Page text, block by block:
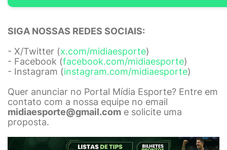
SIGA NOSSAS REDES SOCIAIS:
- X/Twitter (x.com/midiaesporte)
- Facebook (facebook.com/midiaesporte)
- Instagram (instagram.com/midiaesporte)
Quer anunciar no Portal Mídia Esporte? Entre em
contato com a nossa equipe no email
midiaesporte@gmail.com e solicite uma
proposta.